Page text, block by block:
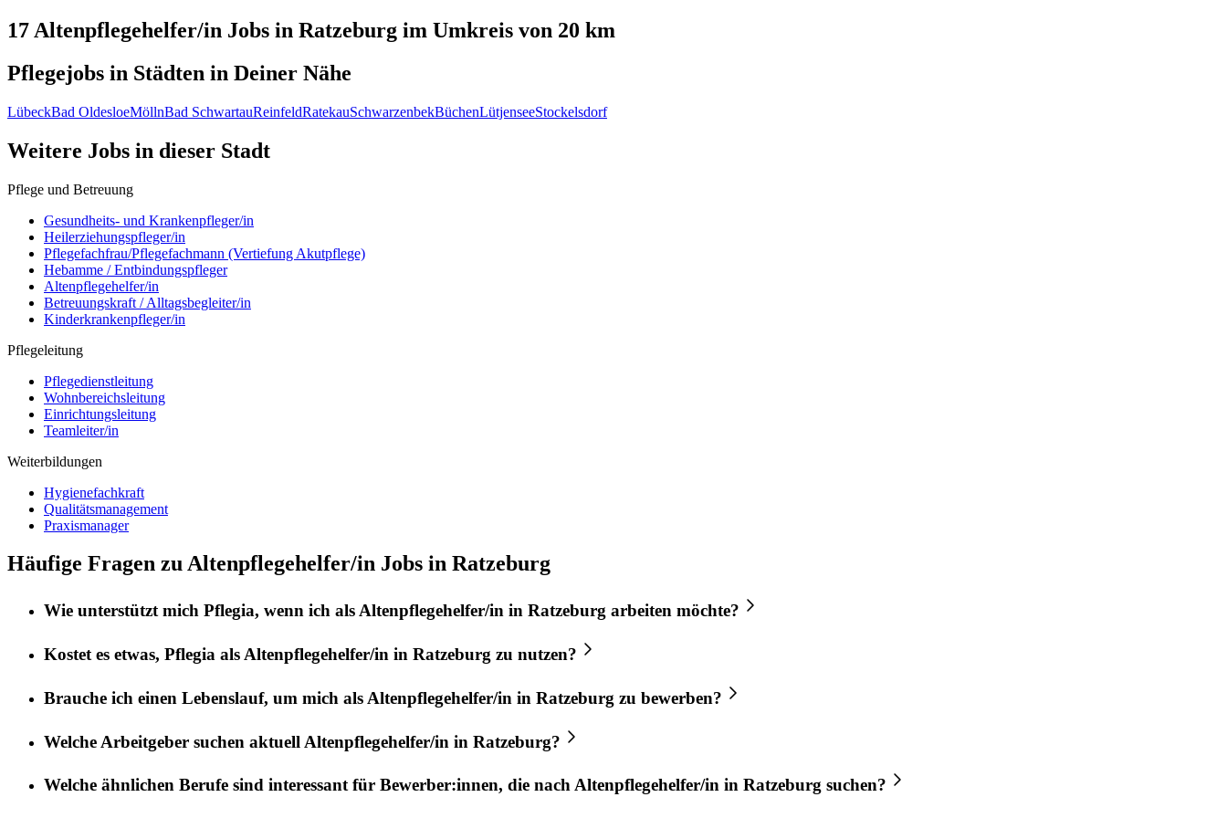
17 Altenpflegehelfer/in Jobs in Ratzeburg im Umkreis von 20 km
Pflegejobs in Städten in Deiner Nähe
LübeckBad OldesloeMöllnBad SchwartauReinfeldRatekauSchwarzenbekBüchenLütjenseeStockelsdorf
Weitere Jobs in dieser Stadt
Pflege und Betreuung
Gesundheits- und Krankenpfleger/in
Heilerziehungspfleger/in
Pflegefachfrau/Pflegefachmann (Vertiefung Akutpflege)
Hebamme / Entbindungspfleger
Altenpflegehelfer/in
Betreuungskraft / Alltagsbegleiter/in
Kinderkrankenpfleger/in
Pflegeleitung
Pflegedienstleitung
Wohnbereichsleitung
Einrichtungsleitung
Teamleiter/in
Weiterbildungen
Hygienefachkraft
Qualitätsmanagement
Praxismanager
Häufige Fragen zu Altenpflegehelfer/in Jobs in Ratzeburg
Wie unterstützt mich Pflegia, wenn ich alsAltenpflegehelfer/in in Ratzeburg arbeiten möchte?
Kostet es etwas, Pflegia als Altenpflegehelfer/in in Ratzeburg zu nutzen?
Brauche ich einen Lebenslauf, um mich als Altenpflegehelfer/in in Ratzeburg zu bewerben?
Welche Arbeitgeber suchen aktuell Altenpflegehelfer/in in Ratzeburg?
Welche ähnlichen Berufe sind interessant für Bewerber:innen, die nachAltenpflegehelfer/in in Ratzeburg suchen?